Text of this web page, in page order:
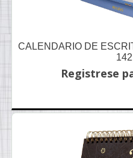
CALENDARIO DE
Registrese